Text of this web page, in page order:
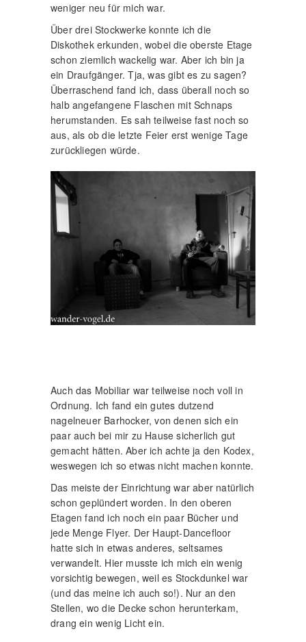
weniger neu für mich war.
Über drei Stockwerke konnte ich die
Diskothek erkunden, wobei die oberste Etage
schon ziemlich wackelig war. Aber ich bin ja
ein Draufgänger. Tja, was gibt es zu sagen?
Überraschend fand ich, dass überall noch so
halb angefangene Flaschen mit Schnaps
herumstanden. Es sah teilweise fast noch so
aus, als ob die letzte Feier erst wenige Tage
zurückliegen würde.
Auch das Mobiliar war teilweise noch voll in
Ordnung. Ich fand ein gutes dutzend
nagelneuer Barhocker, von denen sich ein
paar auch bei mir zu Hause sicherlich gut
gemacht hätten. Aber ich achte ja den Kodex,
weswegen ich so etwas nicht machen konnte.
Das meiste der Einrichtung war aber natürlich
schon geplündert worden. In den oberen
Etagen fand ich noch ein paar Bücher und
jede Menge Flyer. Der Haupt-Dancefloor
hatte sich in etwas anderes, seltsames
verwandelt. Hier musste ich mich ein wenig
vorsichtig bewegen, weil es Stockdunkel war
(und das meine ich auch so!). Nur an den
Stellen, wo die Decke schon herunterkam,
drang ein wenig Licht ein.